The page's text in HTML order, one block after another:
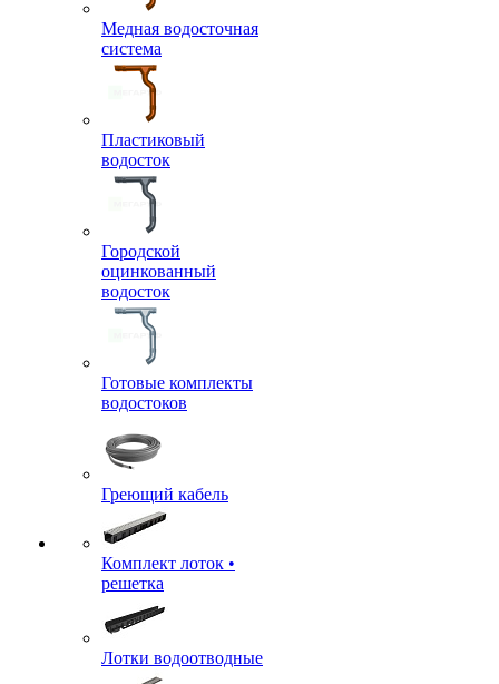
Медная водосточная
система
Пластиковый
водосток
Городской
оцинкованный
водосток
Готовые комплекты
водостоков
Греющий кабель
Комплект лоток •
решетка
Лотки водоотводные